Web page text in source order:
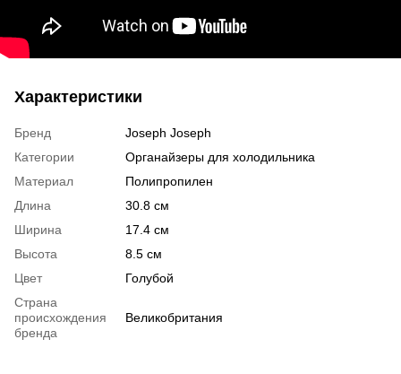
Характеристики
Бренд
Joseph Joseph
Категории
Органайзеры для холодильника
Материал
Полипропилен
Длина
30.8 см
Ширина
17.4 см
Высота
8.5 см
Цвет
Голубой
Страна
происхождения
бренда
Великобритания